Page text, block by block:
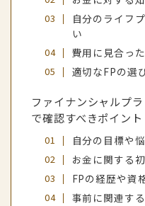
自分のライフ
い
費用に見合っ
適切なFPの選
ファイナンシャルプ
で確認すべきポイント
自分の目標や
お金に関する
FPの経歴や資
事前に関連す